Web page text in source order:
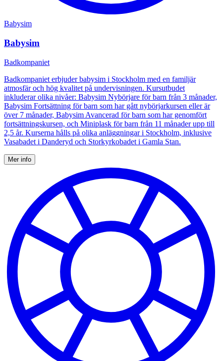
Babysim
Babysim
Badkompaniet
Badkompaniet erbjuder babysim i Stockholm med en familjär
atmosfär och hög kvalitet på undervisningen. Kursutbudet
inkluderar olika nivåer: Babysim Nybörjare för barn från 3 månader,
Babysim Fortsättning för barn som har gått nybörjarkursen eller är
över 7 månader, Babysim Avancerad för barn som har genomfört
fortsättningskursen, och Miniplask för barn från 11 månader upp till
2,5 år. Kurserna hålls på olika anläggningar i Stockholm, inklusive
Vasabadet i Danderyd och Storkyrkobadet i Gamla Stan.
Mer info